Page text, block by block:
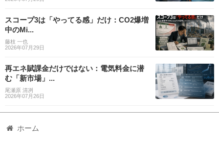
スコープ3は「やってる感」だけ：CO2爆増
中のMi...
藤枝 一也
2026年07月29日
再エネ賦課金だけではない：電気料金に潜
む「新市場」...
尾瀬原 清冽
2026年07月26日
ホーム